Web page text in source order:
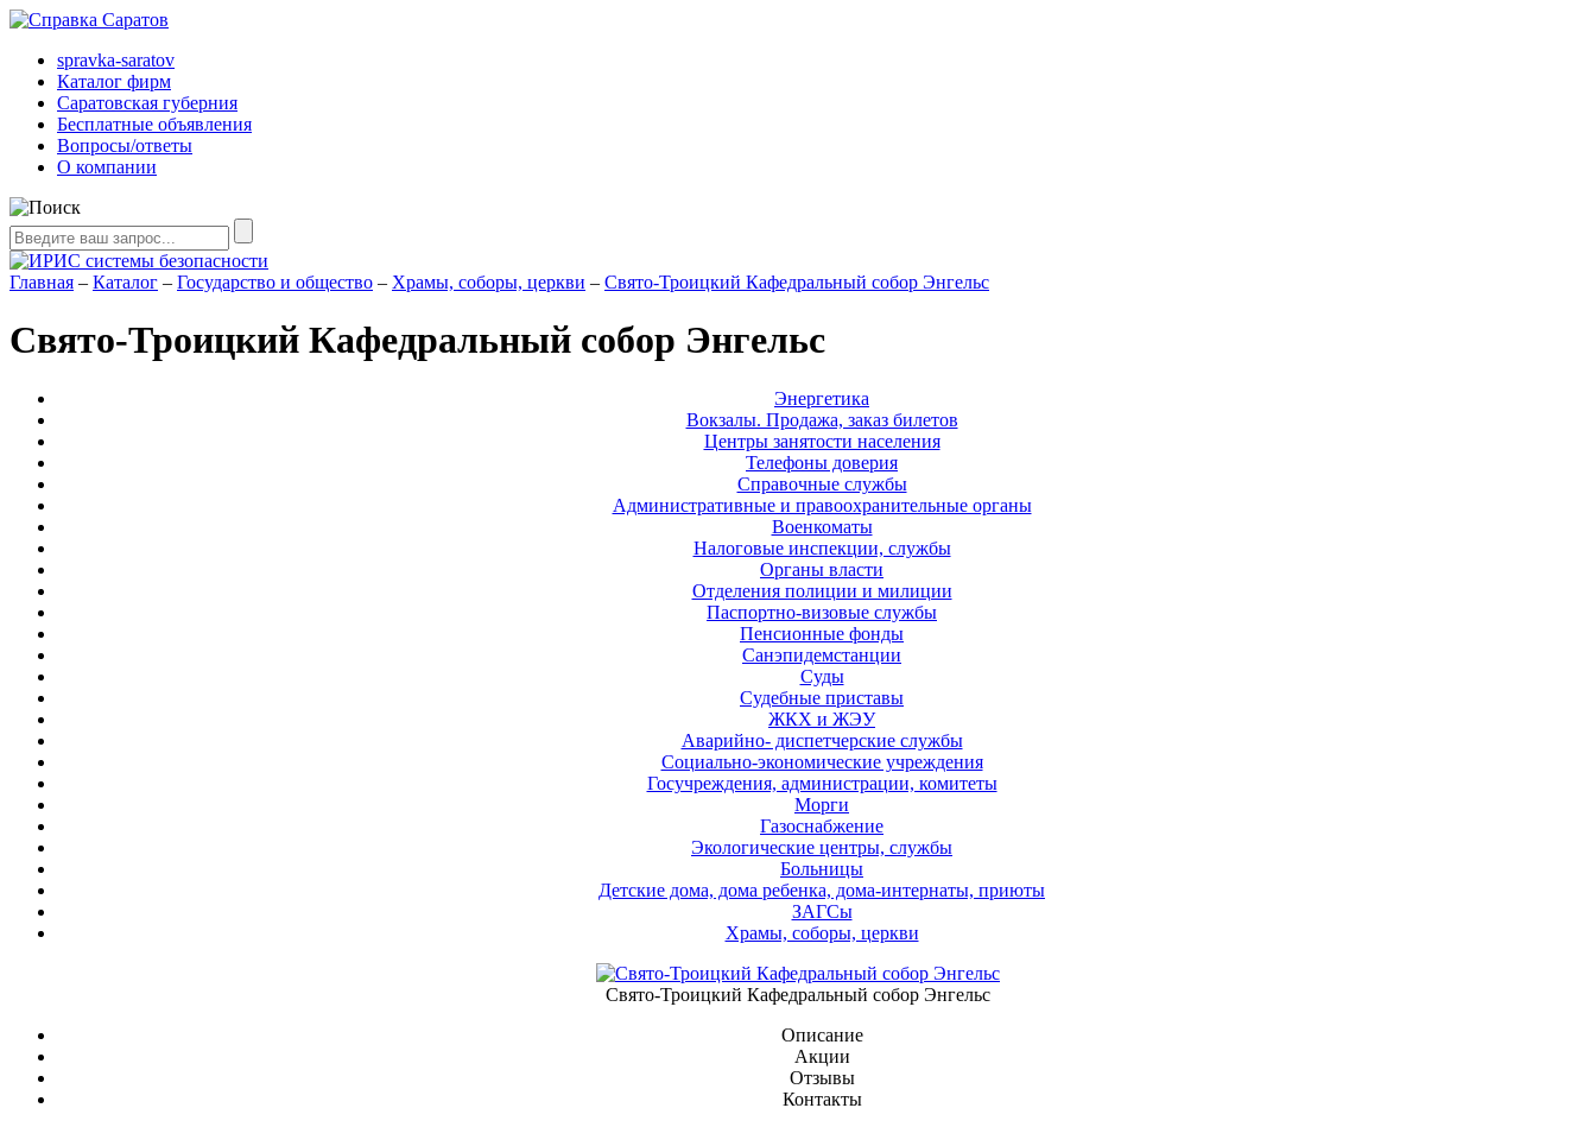
spravka-saratov
Каталог фирм
Саратовская губерния
Бесплатные объявления
Вопросы/ответы
О компании
Главная – Каталог – Государство и общество – Храмы, соборы, церкви – Свято-Троицкий Кафедральный собор Энгельс
Свято-Троицкий Кафедральный собор Энгельс
Энергетика
Вокзалы. Продажа, заказ билетов
Центры занятости населения
Телефоны доверия
Справочные службы
Административные и правоохранительные органы
Военкоматы
Налоговые инспекции, службы
Органы власти
Отделения полиции и милиции
Паспортно-визовые службы
Пенсионные фонды
Санэпидемстанции
Суды
Судебные приставы
ЖКХ и ЖЭУ
Аварийно- диспетчерские службы
Социально-экономические учреждения
Госучреждения, администрации, комитеты
Морги
Газоснабжение
Экологические центры, службы
Больницы
Детские дома, дома ребенка, дома-интернаты, приюты
ЗАГСы
Храмы, соборы, церкви
Свято-Троицкий Кафедральный собор Энгельс
Описание
Акции
Отзывы
Контакты